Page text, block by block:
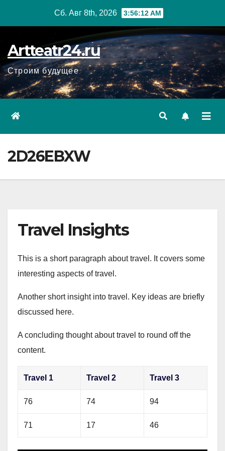
Сб. Авг 8th, 2026 3:56:13 AM
Artteatr24.ru
Строим будущее
2D26EBXW
Travel Insights
This is a short paragraph about travel. It covers some
interesting aspects of travel.
Another short insight into travel. Key ideas are briefly
discussed here.
A concluding thought about travel to round off the
content.
Travel 1 Travel 2 Travel 3
76 74 94
71 17 46